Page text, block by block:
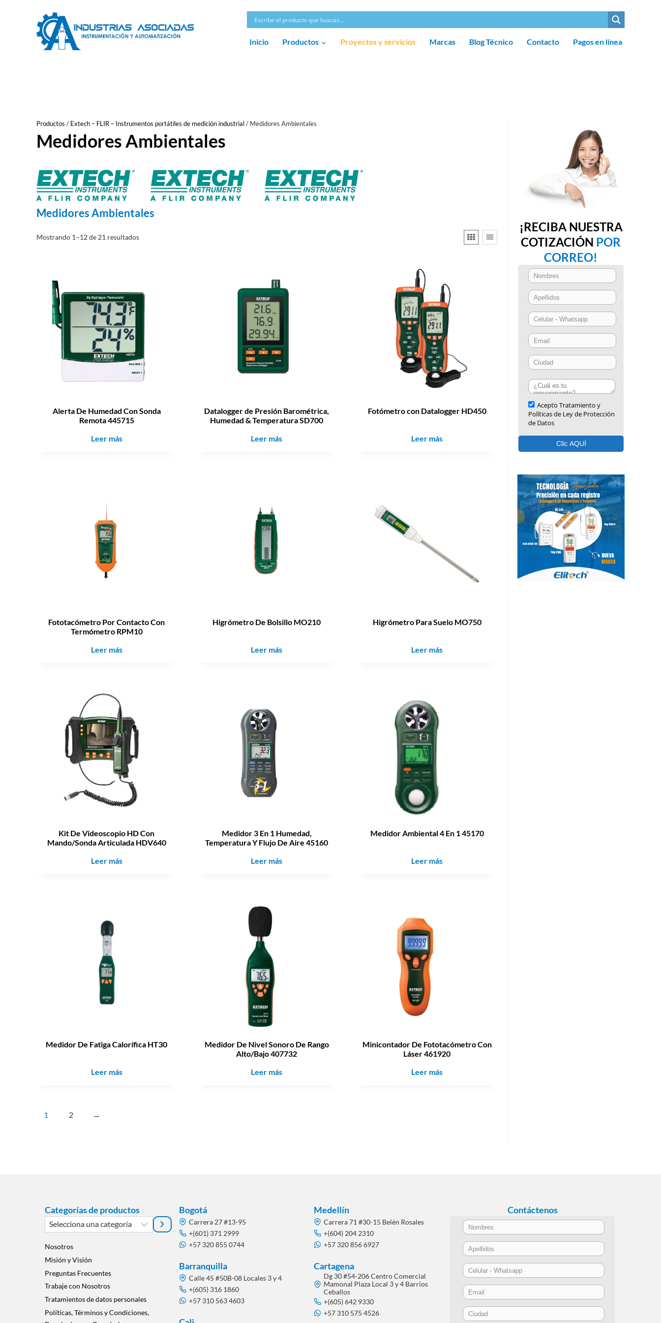
Inicio
Productos Proyectos y servicios Marcas Blog Técnico Contacto Pagos en línea
Productos / Extech – FLIR – Instrumentos portátiles de medición industrial/ Medidores Ambientales
Medidores Ambientales
Medidores Ambientales
Mostrando 1–12 de 21 resultados
Alerta De Humedad Con Sonda
Remota 445715
Leer más
Datalogger de Presión Barométrica,
Humedad & Temperatura SD700
Leer más
Fotómetro con Datalogger HD450
Leer más
Fototacómetro Por Contacto Con
Termómetro RPM10
Leer más
Higrómetro De Bolsillo MO210
Leer más
Higrómetro Para Suelo MO750
Leer más
Kit De Videoscopio HD Con
Mando/Sonda Articulada HDV640
Leer más
Medidor 3 En 1 Humedad,
Temperatura Y Flujo De Aire 45160
Leer más
Medidor Ambiental 4 En 1 45170
Leer más
Medidor De Fatiga Calorífica HT30
Leer más
Medidor De Nivel Sonoro De Rango
Alto/Bajo 407732
Leer más
Minicontador De Fototacómetro Con
Láser 461920
Leer más
1 2 →
¡RECIBA NUESTRA
COTIZACIÓN POR
CORREO!
Categorías de productos
Selecciona
una
categoría
Nosotros
Misión y Visión
Preguntas Frecuentes
Trabaje con Nosotros
Tratamientos de datos personales
Políticas, Términos y Condiciones,
Bogotá
Carrera 27 #13-95
+(601) 371 2999
+57 320 855 0744
Barranquilla
Calle 45 #50B-08 Locales 3 y 4
+(605) 316 1860
+57 310 563 4603
Medellín
Carrera 71 #30-15 Belén Rosales
+(604) 204 2310
+57 320 856 6927
Cartagena
Dg 30 #54-206 Centro Comercial
Mamonal Plaza Local 3 y 4 Barrios
Ceballos
+(605) 642 9330
+57 310 575 4526
Contáctenos